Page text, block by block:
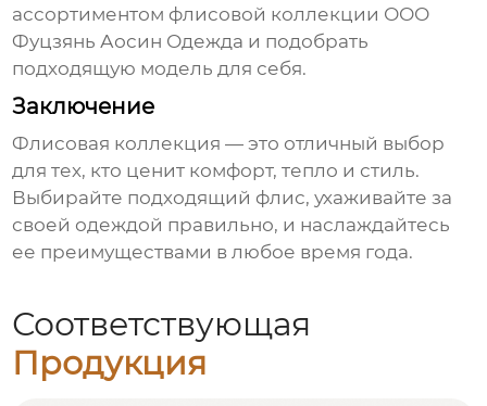
ассортиментом флисовой коллекции ООО
Фуцзянь Аосин Одежда и подобрать
подходящую модель для себя.
Заключение
Флисовая коллекция — это отличный выбор
для тех, кто ценит комфорт, тепло и стиль.
Выбирайте подходящий флис, ухаживайте за
своей одеждой правильно, и наслаждайтесь
ее преимуществами в любое время года.
Соответствующая
Продукция